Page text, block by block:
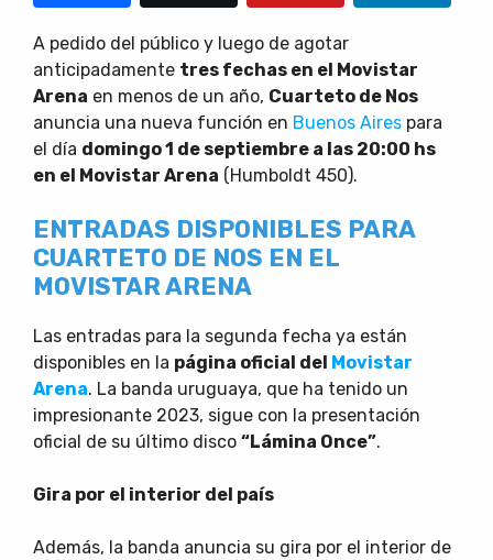
A pedido del público y luego de agotar
anticipadamente tres fechas en el Movistar
Arena en menos de un año, Cuarteto de Nos
anuncia una nueva función en Buenos Aires para
el día domingo 1 de septiembre a las 20:00 hs
en el Movistar Arena (Humboldt 450).
ENTRADAS DISPONIBLES PARA
CUARTETO DE NOS EN EL
MOVISTAR ARENA
Las entradas para la segunda fecha ya están
disponibles en la página oficial del Movistar
Arena. La banda uruguaya, que ha tenido un
impresionante 2023, sigue con la presentación
oficial de su último disco “Lámina Once”.
Gira por el interior del país
Además, la banda anuncia su gira por el interior de